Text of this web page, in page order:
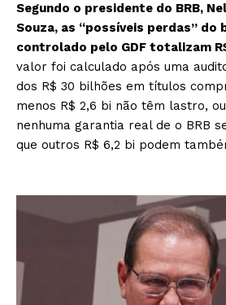
Segundo o presidente do BRB,
Souza, as “possíveis perdas” do
controlado pelo GDF totalizam
valor foi calculado após uma
dos R$ 30 bilhões em títulos
menos R$ 2,6 bi não têm lastro,
nenhuma garantia real de o BRB
que outros R$ 6,2 bi podem